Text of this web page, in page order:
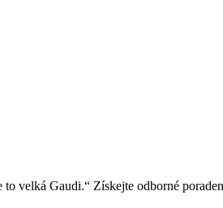
velká Gaudi.“ Získejte odborné